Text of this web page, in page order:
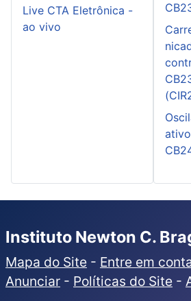
Live CTA Eletrônica -
ao vivo
Instituto Newton C.
Mapa do Site - Entre em
Anunciar - Políticas do Site -